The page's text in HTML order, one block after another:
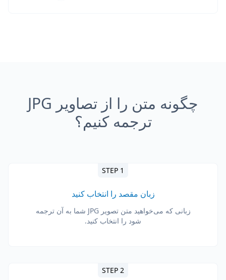
چگونه متن را از تصاویر JPG
ترجمه کنیم؟
STEP 1
زبان مقصد را انتخاب کنید
زبانی که می‌خواهید متن تصویر JPG شما به آن ترجمه
شود را انتخاب کنید.
STEP 2